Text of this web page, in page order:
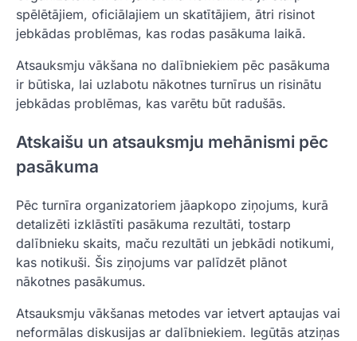
spēlētājiem, oficiālajiem un skatītājiem, ātri risinot
jebkādas problēmas, kas rodas pasākuma laikā.
Atsauksmju vākšana no dalībniekiem pēc pasākuma
ir būtiska, lai uzlabotu nākotnes turnīrus un risinātu
jebkādas problēmas, kas varētu būt radušās.
Atskaišu un atsauksmju mehānismi pēc
pasākuma
Pēc turnīra organizatoriem jāapkopo ziņojums, kurā
detalizēti izklāstīti pasākuma rezultāti, tostarp
dalībnieku skaits, maču rezultāti un jebkādi notikumi,
kas notikuši. Šis ziņojums var palīdzēt plānot
nākotnes pasākumus.
Atsauksmju vākšanas metodes var ietvert aptaujas vai
neformālas diskusijas ar dalībniekiem. Iegūtās atziņas